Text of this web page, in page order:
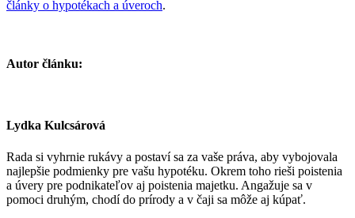
články o hypotékach a úveroch.
Autor článku:
Lydka Kulcsárová
Rada si vyhrnie rukávy a postaví sa za vaše práva, aby vybojovala
najlepšie podmienky pre vašu hypotéku. Okrem toho rieši poistenia
a úvery pre podnikateľov aj poistenia majetku. Angažuje sa v
pomoci druhým, chodí do prírody a v čaji sa môže aj kúpať.